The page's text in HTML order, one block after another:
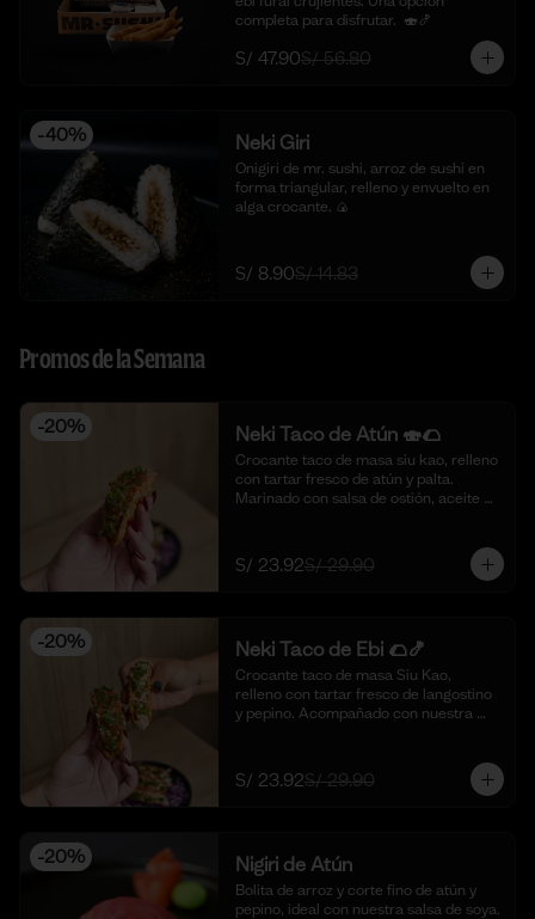
completa para disfrutar.  🍣🍤
S/ 47.90S/ 56.80
-40% Neki Giri
Onigiri de mr. sushi, arroz de sushi en
forma triangular, relleno y envuelto en
alga crocante. 🍙
S/ 8.90S/ 14.83
Promos de la Semana
-20% Neki Taco de Atún 🍣🌮
Crocante taco de masa siu kao, relleno
con tartar fresco de atún y palta.
Marinado con salsa de ostión, aceite de
S/ 23.92S/ 29.90
-20% Neki Taco de Ebi 🌮🍤
Crocante taco de masa Siu Kao,
relleno con tartar fresco de langostino
y pepino. Acompañado con nuestra
S/ 23.92S/ 29.90
-20% Nigiri de Atún
Bolita de arroz y corte fino de atún y
pepino, ideal con nuestra salsa de soya.